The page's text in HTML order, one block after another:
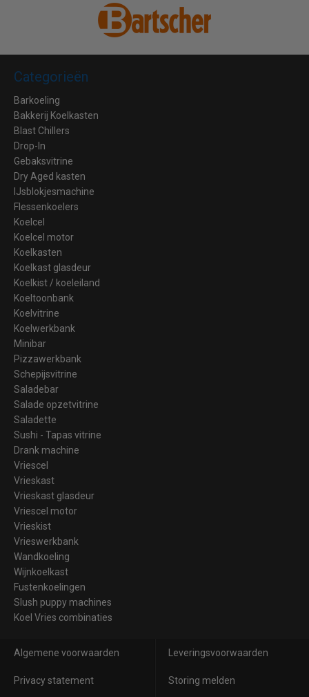
Categorieën
Barkoeling
Bakkerij Koelkasten
Blast Chillers
Drop-In
Gebaksvitrine
Dry Aged kasten
IJsblokjesmachine
Flessenkoelers
Koelcel
Koelcel motor
Koelkasten
Koelkast glasdeur
Koelkist / koeleiland
Koeltoonbank
Koelvitrine
Koelwerkbank
Minibar
Pizzawerkbank
Schepijsvitrine
Saladebar
Salade opzetvitrine
Saladette
Sushi - Tapas vitrine
Drank machine
Vriescel
Vrieskast
Vrieskast glasdeur
Vriescel motor
Vrieskist
Vrieswerkbank
Wandkoeling
Wijnkoelkast
Fustenkoelingen
Slush puppy machines
Koel Vries combinaties
Algemene voorwaarden Leveringsvoorwaarden
Privacy statement Storing melden